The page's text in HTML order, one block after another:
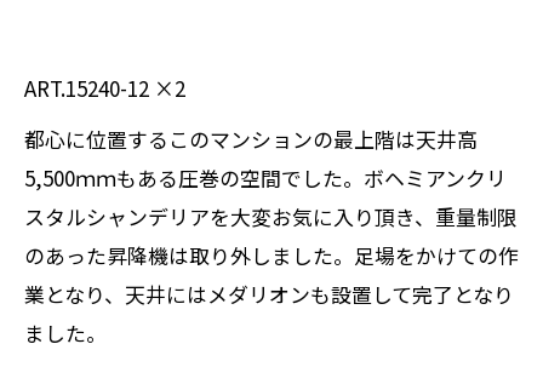
ART.15240-12 ×2
都心に位置するこのマンションの最上階は天井高
5,500ｍｍもある圧巻の空間でした。ボヘミアンクリ
スタルシャンデリアを大変お気に入り頂き、重量制限
のあった昇降機は取り外しました。足場をかけての作
業となり、天井にはメダリオンも設置して完了となり
ました。